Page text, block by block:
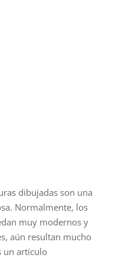
dibujadas son una
Normalmente, los
muy modernos y
aún resultan mucho
un artículo